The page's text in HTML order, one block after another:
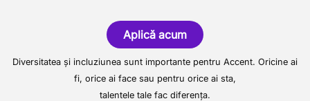
codificarea produselor
Așezarea produselor pe paleți
Menținerea curățeniei la locul de muncă
Încărcarea camioanelor (în funcție de
și distribuția de aliaje de zinc de înaltă
calitate. Sunt cunoscuți ca un partener
serios în achiziționarea și comerțul de
metale neferoase, deșeuri și alte produse
Aplică acum
Diversitatea și incluziunea sunt importante pentru Accent. Oricine ai
fi, orice ai face sau pentru orice ai sta,
talentele tale fac diferența.